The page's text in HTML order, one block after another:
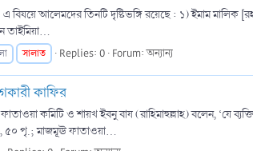
আলেমদের তিনটি দৃষ্টিভঙ্গি রয়েছে : ১) ইমাম
তাইমিয়া...
সালাত Replies: 0 Forum:অন্যান্য
কাফির
ফাতাওয়া কমিটি ও শায়খ ইবনু বায (রাহিমাহুল্লাহ) বলেন,
৫০ পৃ.; মাজমূঊ ফাতাওয়া...